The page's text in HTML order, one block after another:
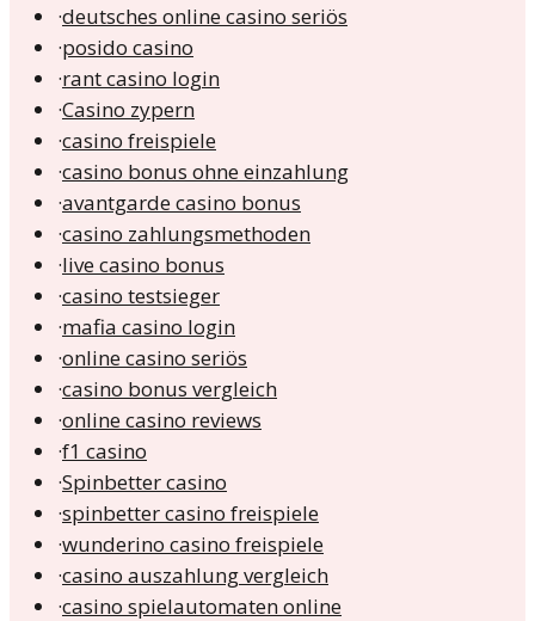
·deutsches online casino seriös
·posido casino
·rant casino login
·Casino zypern
·casino freispiele
·casino bonus ohne einzahlung
·avantgarde casino bonus
·casino zahlungsmethoden
·live casino bonus
·casino testsieger
·mafia casino login
·online casino seriös
·casino bonus vergleich
·online casino reviews
·f1 casino
·Spinbetter casino
·spinbetter casino freispiele
·wunderino casino freispiele
·casino auszahlung vergleich
·casino spielautomaten online